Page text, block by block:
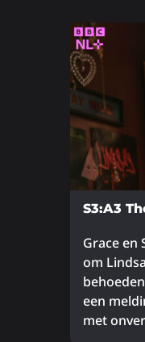
over
S3:A3
Grace en
om
een
met